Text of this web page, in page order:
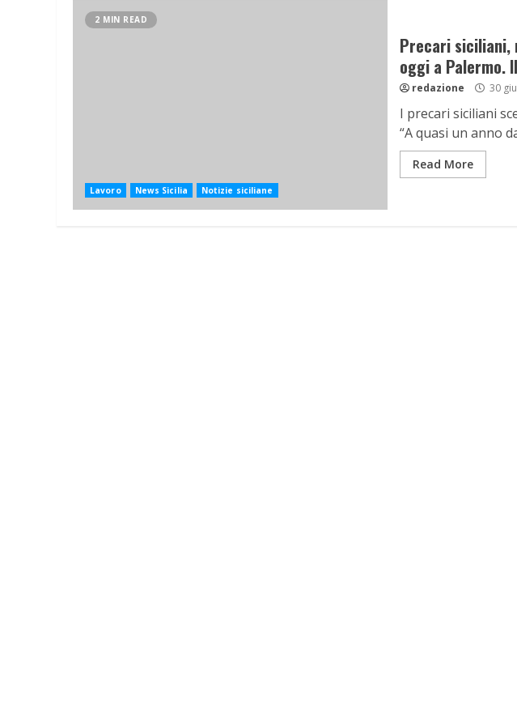
2 MIN READ
Lavoro News Sicilia Notizie siciliane
Precari siciliani,
oggi a Palermo.
redazione 30
I precari siciliani
“A quasi un anno
Read More